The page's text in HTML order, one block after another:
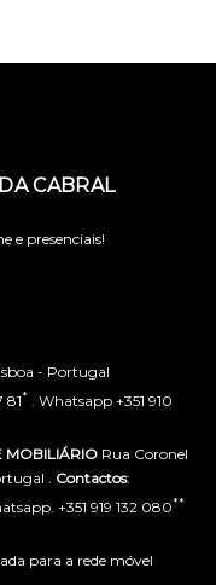
CABRAL
e presenciais!
- Portugal
81* . Whatsapp +351 910
MOBILIÁRIO Rua Coronel
. Contactos:
+351 919 132 080**
para a rede móvel